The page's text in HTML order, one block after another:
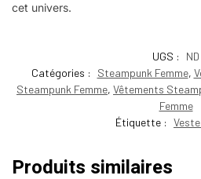
cet univers.
UGS :
ND
Catégories :
Steampunk Femme,
Steampunk Femme, Vêtements
Femme
Étiquette :
Produits similaires